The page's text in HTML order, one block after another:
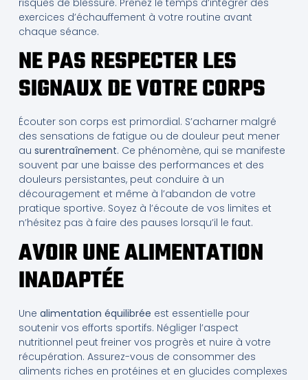
exercices d’échauffement à votre routine avant
chaque séance.
NE PAS RESPECTER LES
SIGNAUX DE VOTRE CORPS
Écouter son corps est primordial. S’acharner malgré
des sensations de fatigue ou de douleur peut mener
au surentraînement. Ce phénomène, qui se manifeste
souvent par une baisse des performances et des
douleurs persistantes, peut conduire à un
découragement et même à l’abandon de votre
pratique sportive. Soyez à l’écoute de vos limites et
n’hésitez pas à faire des pauses lorsqu’il le faut.
AVOIR UNE ALIMENTATION
INADAPTÉE
Une alimentation équilibrée est essentielle pour
soutenir vos efforts sportifs. Négliger l’aspect
nutritionnel peut freiner vos progrès et nuire à votre
récupération. Assurez-vous de consommer des
aliments riches en protéines et en glucides complexes